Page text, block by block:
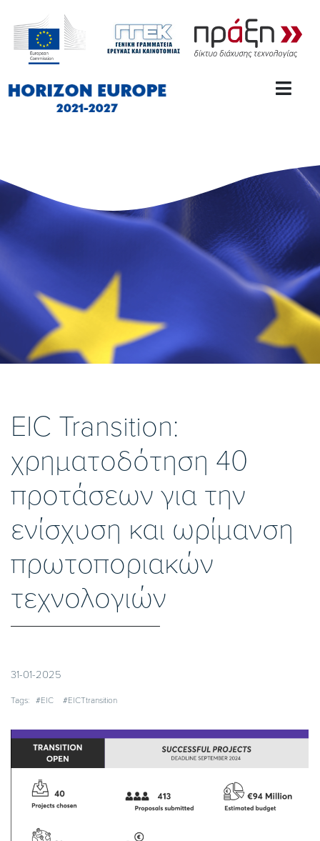
EIC Transition:
χρηματοδότηση 40
προτάσεων για την
ενίσχυση και ωρίμανση
πρωτοποριακών
τεχνολογιών
31-01-2025
Tags: #EIC #EICTtransition